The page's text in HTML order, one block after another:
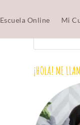
Escuela Online Mi
¡HOLA! ME